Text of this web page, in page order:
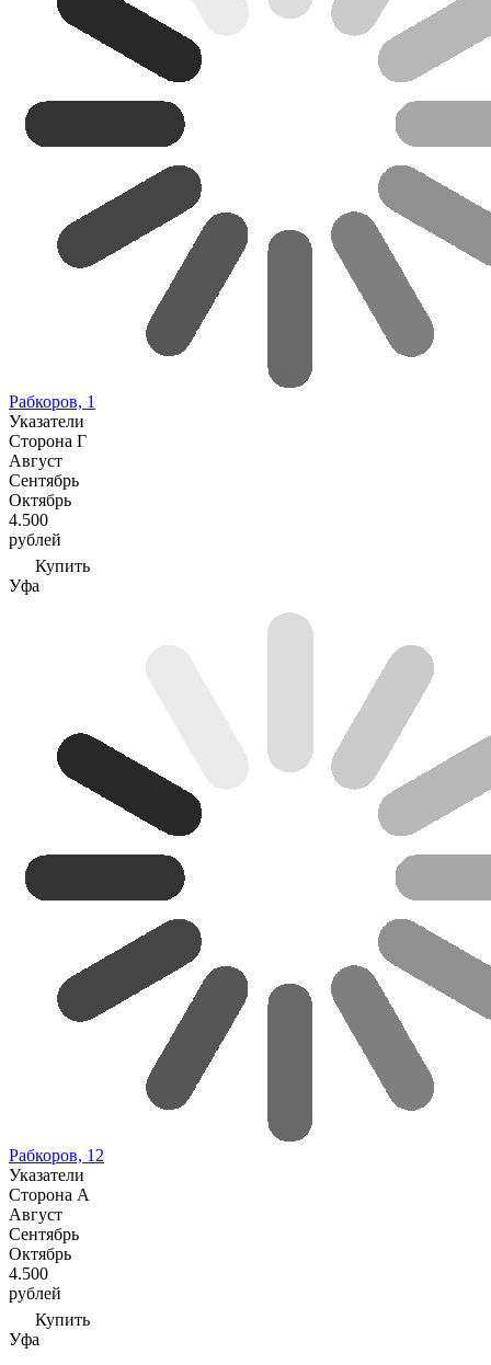
Рабкоров, 1
Указатели
Сторона Г
Август
Сентябрь
Октябрь
4.500
рублей
Купить
Уфа
Рабкоров, 12
Указатели
Сторона А
Август
Сентябрь
Октябрь
4.500
рублей
Купить
Уфа